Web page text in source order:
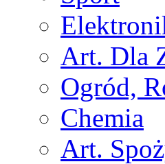
Art. Dla
Ogród,
Chemia
Art.